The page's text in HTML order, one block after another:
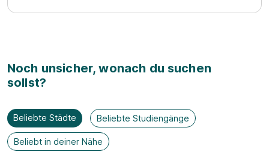
Noch unsicher, wonach du suchen
sollst?
Beliebte Städte Beliebte Studiengänge
Beliebt in deiner Nähe